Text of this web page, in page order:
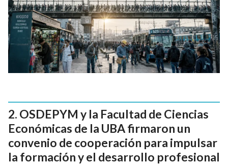
OSDEPYM y la Facultad de Ciencias
Económicas de la UBA firmaron un
convenio de cooperación para impulsar
la formación y el desarrollo profesional